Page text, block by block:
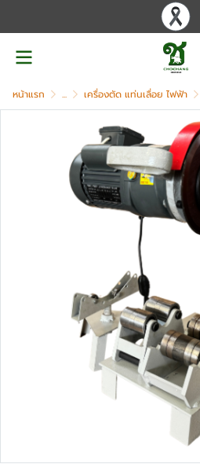
หน้าแรก ... เครื่องตัด แท่นเลื่อย ไฟฟ้า